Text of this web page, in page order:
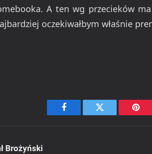
A ten wg przecieków
oczekiwałbym właśnie
Facebook Twitter
Brożyński